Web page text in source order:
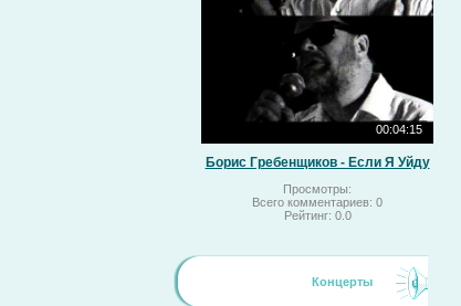
00:04:15
Борис Гребенщиков - Если Я Уйду
Просмотры:
Всего комментариев: 0
Рейтинг: 0.0
Концерты